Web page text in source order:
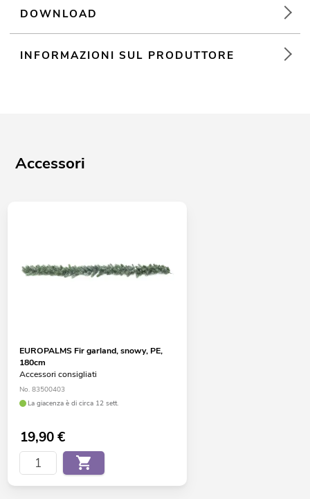
DOWNLOAD
INFORMAZIONI SUL PRODUTTORE
Accessori
EUROPALMS Fir garland, snowy, PE,
180cm
Accessori consigliati
No. 83500403
La giacenza è di circa 12 sett.
19,90€